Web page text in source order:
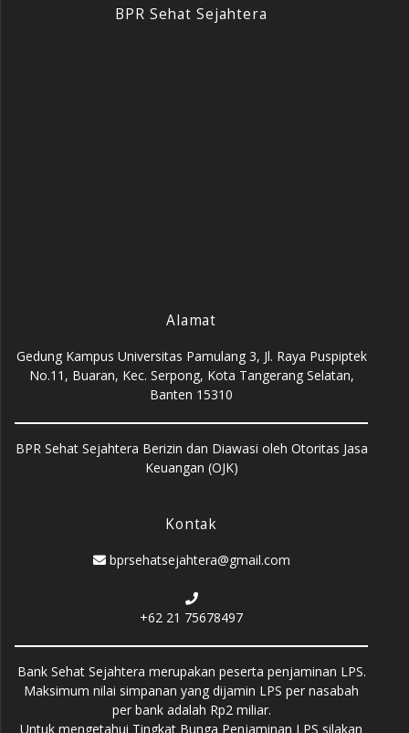
BPR Sehat Sejahtera
Alamat
Gedung Kampus Universitas Pamulang 3, Jl. Raya Puspiptek
No.11, Buaran, Kec. Serpong, Kota Tangerang Selatan,
Banten 15310
BPR Sehat Sejahtera Berizin dan Diawasi oleh Otoritas Jasa
Keuangan (OJK)
Kontak
bprsehatsejahtera@gmail.com
+62 21 75678497
Bank Sehat Sejahtera merupakan peserta penjaminan LPS.
Maksimum nilai simpanan yang dijamin LPS per nasabah
per bank adalah Rp2 miliar.
Untuk mengetahui Tingkat Bunga Penjaminan LPS silakan